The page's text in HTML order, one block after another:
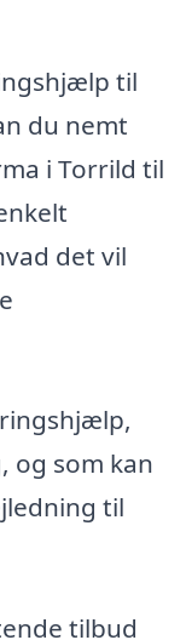
til
du nemt
i Torrild til
det vil
og som kan
til
tilbud